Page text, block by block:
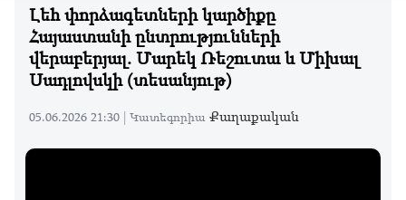
Լեհ փորձագետների կարծիքը
Հայաստանի ընտրությունների
վերաբերյալ. Մարեկ Ռեշուտա և Միխալ
Սադլովսկի (տեսանյութ)
05.06.2026 21:30 | Կատեգորիա Քաղաքական